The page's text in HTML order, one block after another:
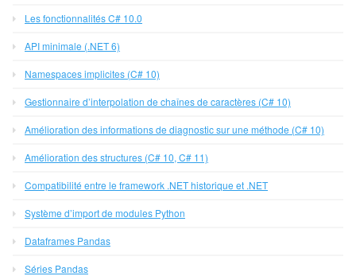
Les fonctionnalités C# 10.0
API minimale (.NET 6)
Namespaces implicites (C# 10)
Gestionnaire d’interpolation de chaînes de caractères (C# 10)
Amélioration des informations de diagnostic sur une méthode (C# 10)
Amélioration des structures (C# 10, C# 11)
Compatibilité entre le framework .NET historique et .NET
Système d’import de modules Python
Dataframes Pandas
Séries Pandas